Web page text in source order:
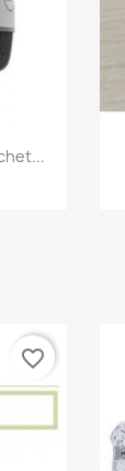
favorite_border